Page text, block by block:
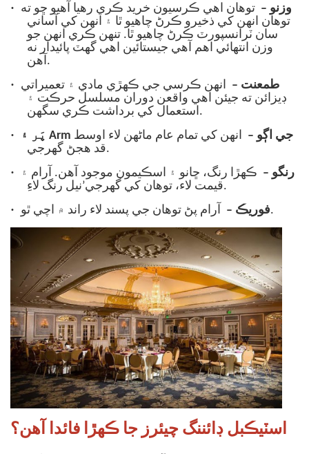
· وزنو – توهان اهي ڪرسيون خريد ڪري رهيا آهيو ڇو ته
توهان انهن کي ذخيرو ڪرڻ چاهيو ٿا ۽ انهن کي آساني
سان ٽرانسپورٽ ڪرڻ چاهيو ٿا. تنهن ڪري انهن جو
وزن انتهائي اهم آهي جيستائين اهي گهٽ پائيدار نه
آهن.
· طمعنت – انهن ڪرسي جي ڪهڙي مادي ۽ تعميراتي
ڊيزائن ته جيئن اهي واقعن دوران مسلسل حرڪت ۽
استعمال کي برداشت ڪري سگهن.
· پَر ۽ Arm جي اڳو – انهن کي تمام عام ماڻهن لاء اوسط
قد هجڻ گهرجي.
· رنگو – ڪهڙا رنگ، ڇانو ۽ اسڪيمون موجود آهن. آرام ۽
قيمت لاء، توهان کي گهرجي’نيل رنگ لاءِ.
· فوريڪ –آرام پڻ توهان جي پسند لاء راند ۾ اچي ٿو.
اسٽيڪبل ڊائننگ چيئرز جا ڪهڙا فائدا آهن؟